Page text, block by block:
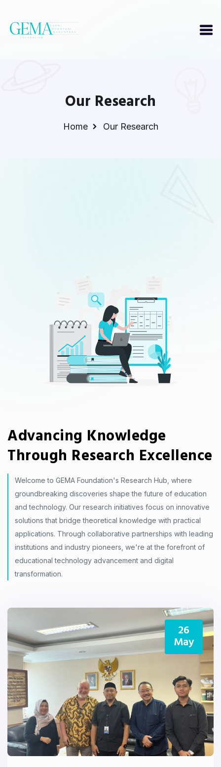
Our Research
Home Our Research
Advancing Knowledge
Through Research Excellence
Welcome to GEMA Foundation's Research Hub, where
groundbreaking discoveries shape the future of education
and technology. Our research initiatives focus on innovative
solutions that bridge theoretical knowledge with practical
applications. Through collaborative partnerships with leading
institutions and industry pioneers, we're at the forefront of
educational technology advancement and digital
transformation.
26
May